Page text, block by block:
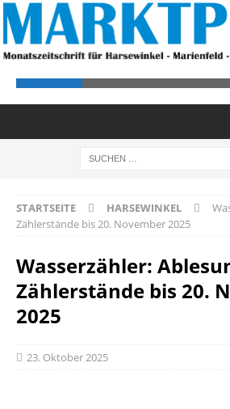
STARTSEITE HARSEWINKEL
Zählerstände bis 20. November 2025
Wasserzähler:
Zählerstände bis 20.
2025
23. Oktober 2025